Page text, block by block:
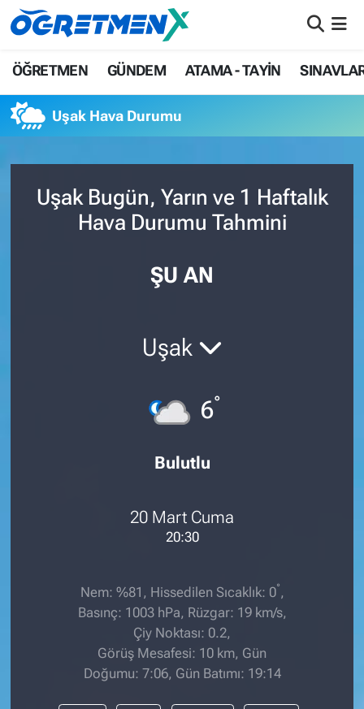
ÖĞRETMEN GÜNDEM ATAMA - TAYİN
Uşak Hava Durumu
Uşak Bugün, Yarın ve 1 Haftalık
Hava Durumu Tahmini
ŞU AN
Uşak
6°
Bulutlu
20 Mart Cuma
20:30
Nem: %81, Hissedilen Sıcaklık: 0° ,
Basınç: 1003 hPa, Rüzgar: 19 km/s,
Çiy Noktası: 0.2,
Görüş Mesafesi: 10 km, Gün
Doğumu: 7:06, Gün Batımı: 19:14
ÖĞRETMEN
SINAVLAR
HAYATIN İÇİNDEN
UZMAN ÖĞRETMENLİK
İstanbul Nöbetçi Eczaneler
İstanbul Trafik Yoğunluk Haritası
Süper Lig Puan Durumu ve Fikstür